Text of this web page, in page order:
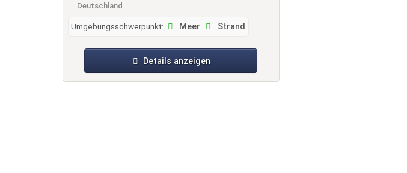
Deutschland
Umgebungsschwerpunkt: Meer Strand
Details anzeigen